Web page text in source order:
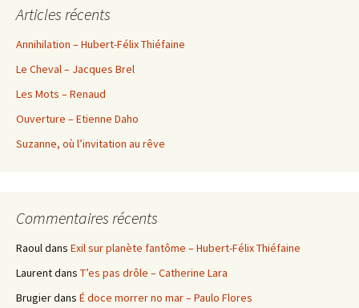
Articles récents
Annihilation – Hubert-Félix Thiéfaine
Le Cheval – Jacques Brel
Les Mots – Renaud
Ouverture – Etienne Daho
Suzanne, où l’invitation au rêve
Commentaires récents
Raouldans Exil sur planète fantôme – Hubert-Félix Thiéfaine
Laurentdans T’es pas drôle – Catherine Lara
Brugierdans É doce morrer no mar – Paulo Flores